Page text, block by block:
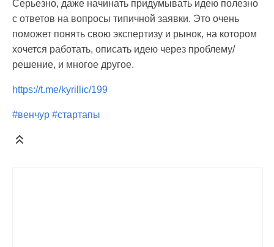
Серьезно, даже начинать придумывать идею полезно
с ответов на вопросы типичной заявки. Это очень
поможет понять свою экспертизу и рынок, на котором
хочется работать, описать идею через проблему/
решение, и многое другое.
https://t.me/kyrillic/199
#венчур #стартапы